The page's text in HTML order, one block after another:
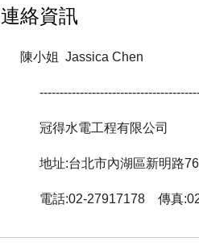
連絡資訊
陳小姐 Jassica Chen
冠得水電工程有限公司
地址:台北市內湖區新明路
電話:02-27917178 傳真